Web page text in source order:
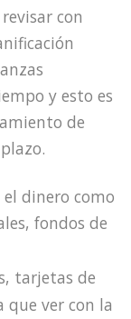
con
y esto es
de
dinero como
fondos de
tarjetas de
ver con la